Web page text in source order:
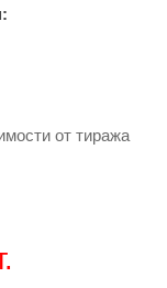
от тиража